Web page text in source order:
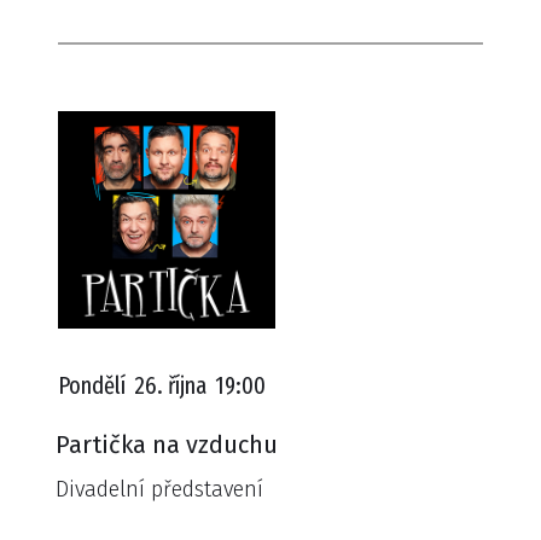
Pondělí 26. října 19:00
Partička na vzduchu
Divadelní představení